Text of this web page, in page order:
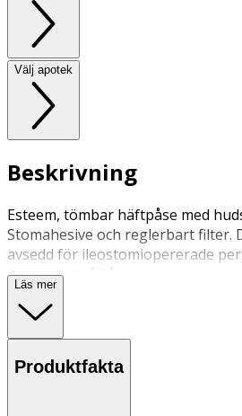
Välj apotek
Beskrivning
Esteem, tömbar häftpåse med
Stomahesive och reglerbart filter.
avsedd för ileostomiopererade
integrerat påslås.
Läs mer
Produktfakta